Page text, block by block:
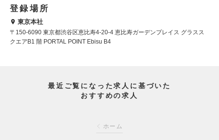
登録場所
東京本社
〒150-6090 東京都渋谷区恵比寿4-20-4 恵比寿ガーデンプレイス グラスス
クエアB1 階 PORTAL POINT Ebisu B4
最近ご覧になった求人に基づいた
おすすめの求人
ホーム